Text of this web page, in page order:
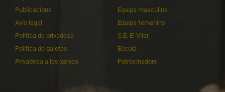
Publicacions
Avís legal
Política de privadesa
Política de galetes
Privadesa a les xarxes
Equips masculins
Equips femenins
C.E. El Vilar
Escola
Patrocinadors